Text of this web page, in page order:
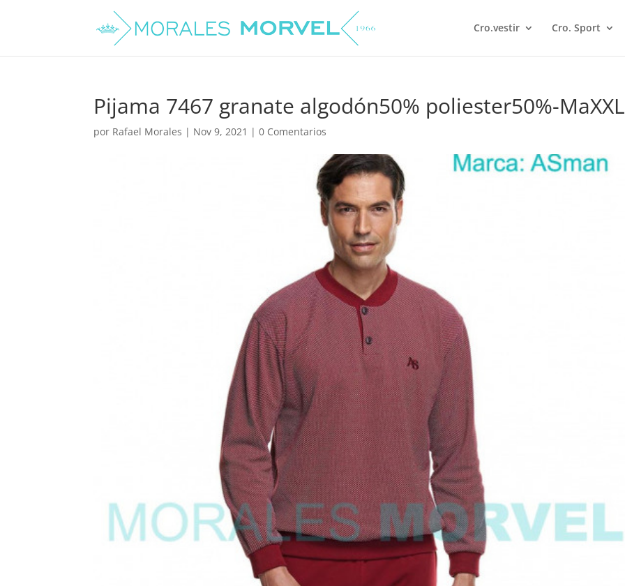
Cro.vestir Cro. Sport
Pijama 7467 granate algodón50% poliester50%-MaXXL
por Rafael Morales | Nov 9, 2021 |0 Comentarios